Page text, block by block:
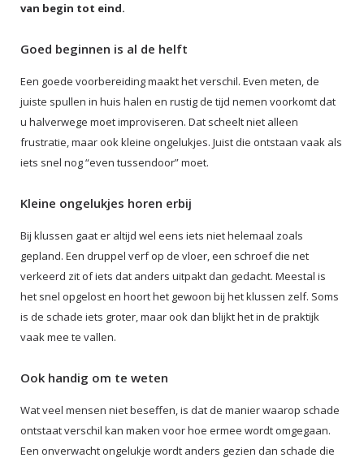
van begin tot eind.
Goed beginnen is al de helft
Een goede voorbereiding maakt het verschil. Even meten, de
juiste spullen in huis halen en rustig de tijd nemen voorkomt dat
u halverwege moet improviseren. Dat scheelt niet alleen
frustratie, maar ook kleine ongelukjes. Juist die ontstaan vaak als
iets snel nog “even tussendoor” moet.
Kleine ongelukjes horen erbij
Bij klussen gaat er altijd wel eens iets niet helemaal zoals
gepland. Een druppel verf op de vloer, een schroef die net
verkeerd zit of iets dat anders uitpakt dan gedacht. Meestal is
het snel opgelost en hoort het gewoon bij het klussen zelf. Soms
is de schade iets groter, maar ook dan blijkt het in de praktijk
vaak mee te vallen.
Ook handig om te weten
Wat veel mensen niet beseffen, is dat de manier waarop schade
ontstaat verschil kan maken voor hoe ermee wordt omgegaan.
Een onverwacht ongelukje wordt anders gezien dan schade die